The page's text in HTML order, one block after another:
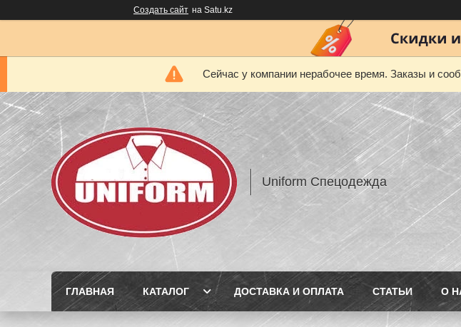
Создать сайт на Satu.kz
Сейчас у компании нерабочее время. Заказы и
Uniform Спецодежда
ГЛАВНАЯ КАТАЛОГ ДОСТАВКА И ОПЛАТА СТАТЬИ О